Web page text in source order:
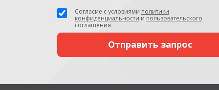
Согласие с условиями политики
конфиденциальности и пользовательского
соглашения